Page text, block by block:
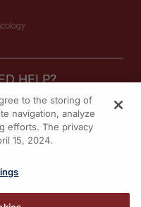
HELP?
usto the storing of
navigation, analyze
efforts. The privacy
15, 2024.